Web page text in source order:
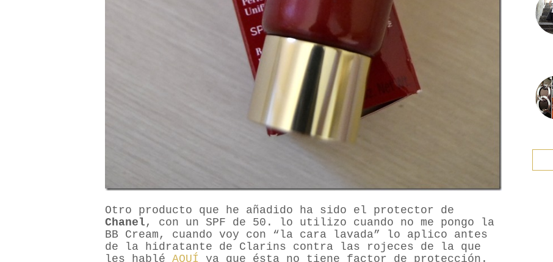
Otro producto que he añadido ha sido el protector de
Chanel , con un SPF de 50. lo utilizo cuando no me pongo la
BB Cream, cuando voy con “la cara lavada” lo aplico antes
de la hidratante de Clarins contra las rojeces de la que
les hablé AQUÍ ya que ésta no tiene factor de protección.